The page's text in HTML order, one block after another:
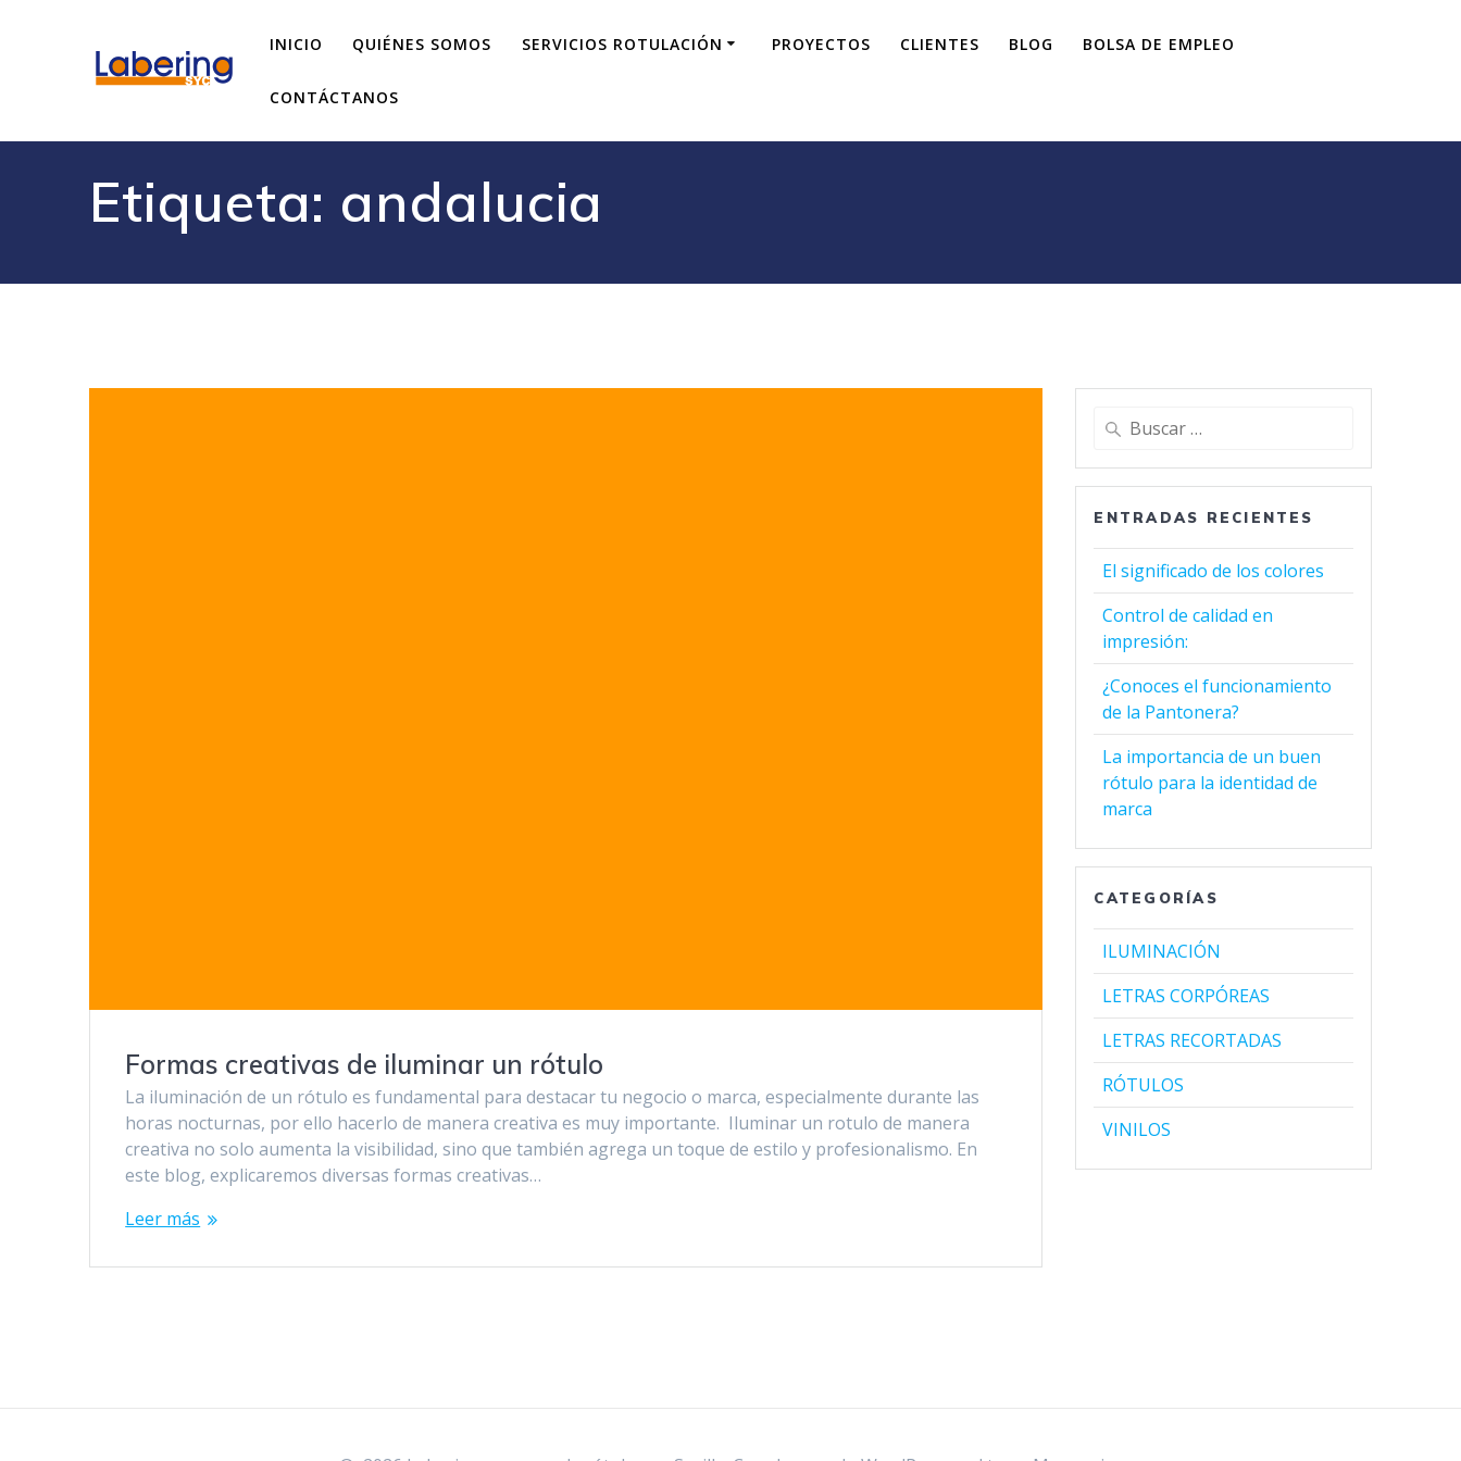
INICIO QUIÉNES SOMOS SERVICIOS ROTULACIÓN PROYECTOS CLIENTES BLOG BOLSA DE EMPLEO
CONTÁCTANOS
Etiqueta: andalucia
Formas creativas de iluminar un rótulo
La iluminación de un rótulo es fundamental para destacar tu negocio o marca, especialmente durante las
horas nocturnas, por ello hacerlo de manera creativa es muy importante. Iluminar un rotulo de manera
creativa no solo aumenta la visibilidad, sino que también agrega un toque de estilo y profesionalismo. En
este blog, explicaremos diversas formas creativas…
Leer más
ENTRADAS RECIENTES
El significado de los colores
Control de calidad en
impresión:
¿Conoces el funcionamiento
de la Pantonera?
La importancia de un buen
rótulo para la identidad de
marca
CATEGORÍAS
ILUMINACIÓN
LETRAS CORPÓREAS
LETRAS RECORTADAS
RÓTULOS
VINILOS